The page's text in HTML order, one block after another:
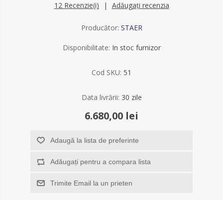
12 Recenzie(i) Adăugați recenzia
Producător: STAER
Disponibilitate: In stoc furnizor
Cod SKU: 51
Data livrării: 30 zile
6.680,00 lei
Adaugă la lista de preferinte
Adăugați pentru a compara lista
Trimite Email la un prieten